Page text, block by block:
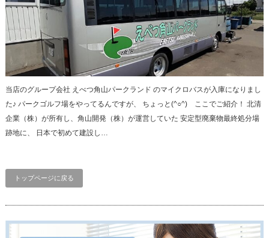
当店のグループ会社 えべつ角山パークランド のマイクロバスが入庫になりまし
た♪ パークゴルフ場をやってるんですが、 ちょっと(^○^) ここでご紹介！ 北清
企業（株）が所有し、角山開発（株）が運営していた 安定型廃棄物最終処分場
跡地に、 日本で初めて建設し…
トップページに戻る